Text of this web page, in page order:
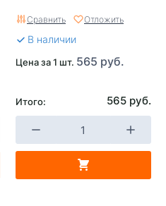
Сравнить Отложить
В наличии
Цена за 1 шт. 565 руб.
Итого: 565 руб.